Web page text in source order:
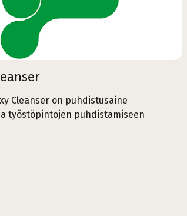
Cleanser on puhdistusaine
työstöpintojen puhdistamiseen